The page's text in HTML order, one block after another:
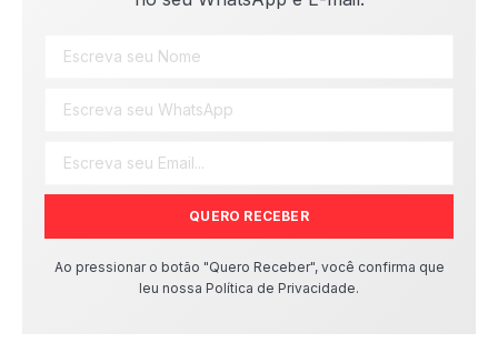
QUERO RECEBER
Ao pressionar o botão "Quero Receber", você confirma que
leu nossa Política de Privacidade.